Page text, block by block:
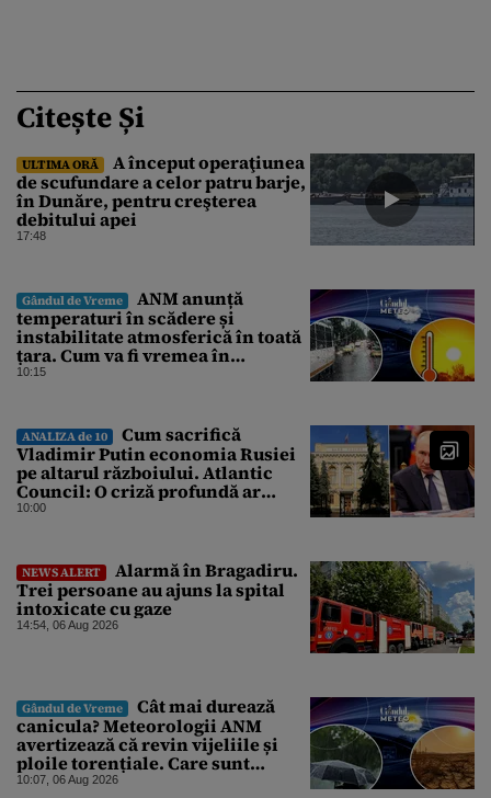
Citește Și
ULTIMA ORĂ
A început operaţiunea
de scufundare a celor patru barje,
în Dunăre, pentru creşterea
debitului apei
17:48
Gândul de Vreme
ANM anunță
temperaturi în scădere și
instabilitate atmosferică în toată
țara. Cum va fi vremea în
București și când vin vijeliile
10:15
ANALIZA de 10
Cum sacrifică
Vladimir Putin economia Rusiei
pe altarul războiului. Atlantic
Council: O criză profundă ar
putea forța Kremlinul să apeleze
10:00
NEWS ALERT
Alarmă în Bragadiru.
Trei persoane au ajuns la spital
intoxicate cu gaze
14:54, 06 Aug 2026
Gândul de Vreme
Cât mai durează
canicula? Meteorologii ANM
avertizează că revin vijeliile și
ploile torențiale. Care sunt
zonele vizate, începând chiar de
10:07, 06 Aug 2026